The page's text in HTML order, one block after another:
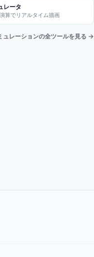
レータ
算でリアルタイム描画
ュレーションの全ツールを見る →